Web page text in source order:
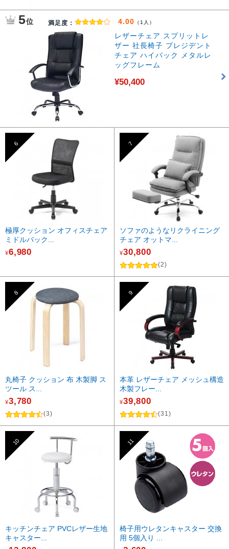
5位 満足度： 4.00 （1人）
レザーチェア スプリットレ
ザー 社長椅子 プレジデント
チェア ハイバック メタルレ
ッグフレーム
¥50,400
6
極厚クッション オフィスチェア
ミドルバック...
¥6,980
7
ソファのようなリクライニング
チェア オットマ...
¥30,800
(2)
8
丸椅子 クッション 布 木製脚 ス
ツール ス...
¥3,780
(3)
9
本革 レザーチェア メッシュ構造
木製フレー...
¥39,800
(31)
10
キッチンチェア PVCレザー生地
キャスター...
11
椅子用ウレタンキャスター 交換
用 5個入り ...